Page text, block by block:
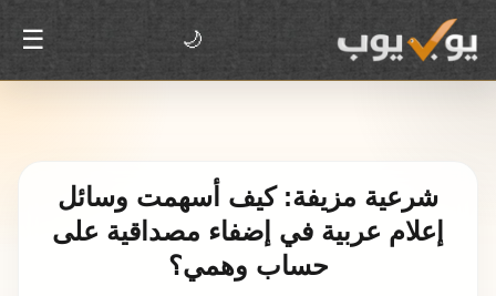
🌙
☰
شرعية مزيفة: كيف أسهمت وسائل
إعلام عربية في إضفاء مصداقية على
حساب وهمي؟